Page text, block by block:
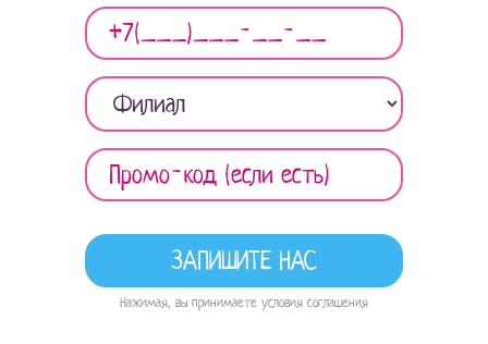
Нажимая, вы принимаете условия соглашения